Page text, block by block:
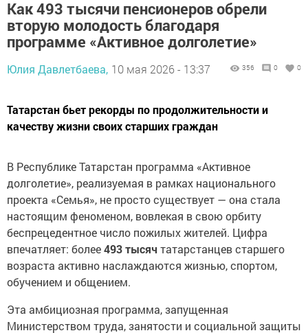
Как 493 тысячи пенсионеров обрели
вторую молодость благодаря
программе «Активное долголетие»
Юлия Давлетбаева, 10 мая 2026 - 13:37 356 0 0
Татарстан бьет рекорды по продолжительности и
качеству жизни своих старших граждан
В Республике Татарстан программа «Активное
долголетие», реализуемая в рамках национального
проекта «Семья», не просто существует — она стала
настоящим феноменом, вовлекая в свою орбиту
беспрецедентное число пожилых жителей. Цифра
впечатляет: более493 тысячтатарстанцев старшего
возраста активно наслаждаются жизнью, спортом,
обучением и общением.
Эта амбициозная программа, запущенная
Министерством труда, занятости и социальной защиты